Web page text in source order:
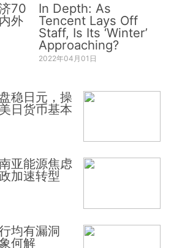
70
外
In Depth: As
Tencent Lays Off
Staff, Is Its ‘Winter’
Approaching?
2022年04月01日
稳日元，操
日货币基本
亚能源焦虑
加速转型
均有漏洞
何解